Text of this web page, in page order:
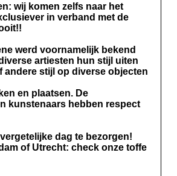
wij komen zelfs naar het
in verband met de
werd voornamelijk bekend
artiesten hun stijl uiten
stijl op diverse objecten
en plaatsen. De
kunstenaars hebben respect
dag te bezorgen!
of Utrecht: check onze toffe